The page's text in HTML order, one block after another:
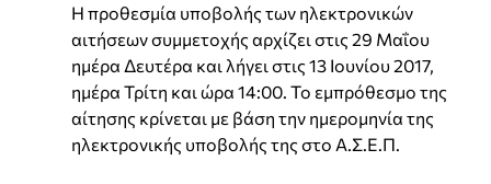
Η προθεσμία υποβολής των ηλεκτρονικών
αιτήσεων συμμετοχής αρχίζει στις 29 Μαΐου
ημέρα Δευτέρα και λήγει στις 13 Ιουνίου 2017,
ημέρα Τρίτη και ώρα 14:00. Το εμπρόθεσμο της
αίτησης κρίνεται με βάση την ημερομηνία της
ηλεκτρονικής υποβολής της στο Α.Σ.Ε.Π.